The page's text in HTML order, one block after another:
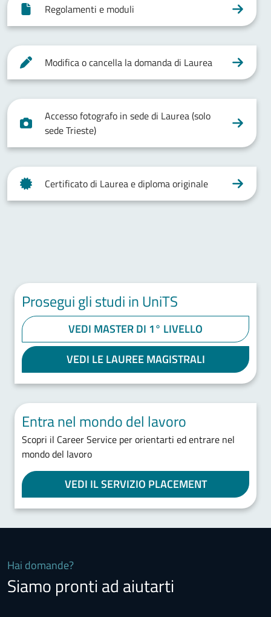
Regolamenti e moduli
Modifica o cancella la domanda di Laurea
Accesso fotografo in sede di Laurea (solo
sede Trieste)
Certificato di Laurea e diploma originale
Prosegui gli studi in UniTS
VEDI MASTER DI 1° LIVELLO
VEDI LE LAUREE MAGISTRALI
Entra nel mondo del lavoro
Scopri il Career Service per orientarti ed entrare nel
mondo del lavoro
VEDI IL SERVIZIO PLACEMENT
Hai domande?
Siamo pronti ad aiutarti